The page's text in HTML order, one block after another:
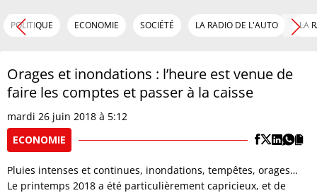
POLITIQUE ECONOMIE SOCIÉTÉ LA RADIO DE L'AUTO LA
Orages et inondations : l’heure est venue de
faire les comptes et passer à la caisse
mardi 26 juin 2018 à 5:12
ECONOMIE
Pluies intenses et continues, inondations, tempêtes, orages…
Le printemps 2018 a été particulièrement capricieux, et de